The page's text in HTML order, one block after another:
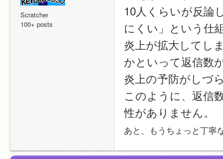
Scratcher
100+ posts
10人くらいが反論
にくい」という仕
炎上が拡大してし
かといって返信数
炎上の予防がしづ
このように、返信
性がありません。
あと、もうちょっと丁寧